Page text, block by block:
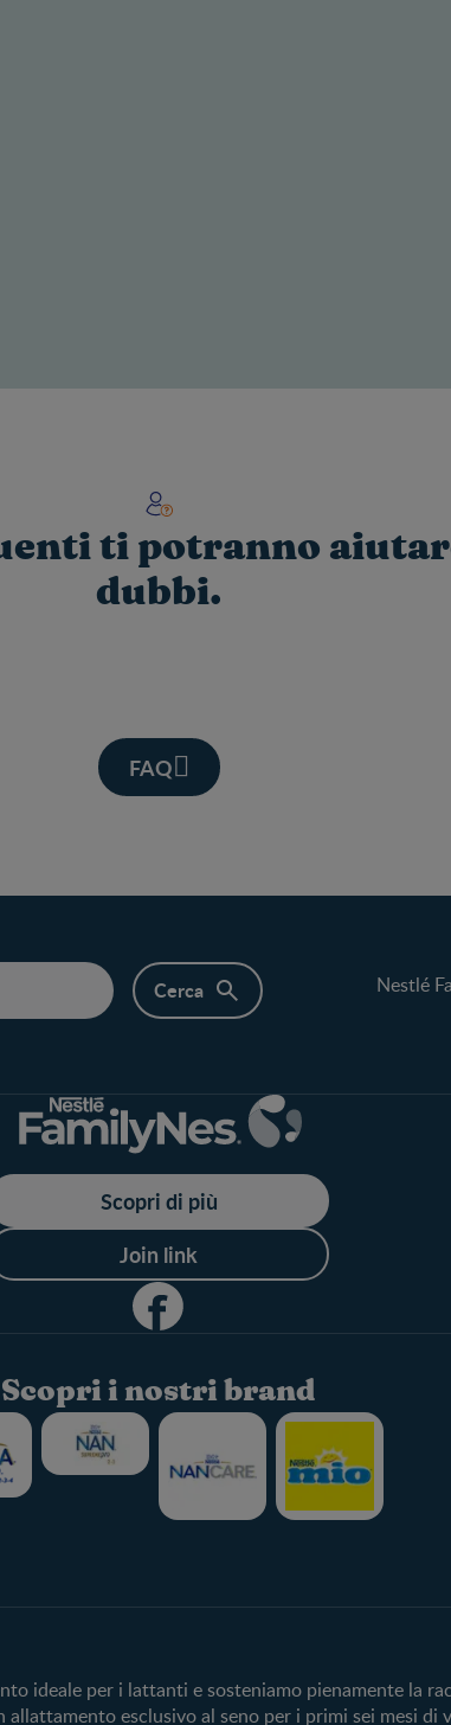
ti potranno
dubbi.
FAQ
Nestlé
Scopri di più
Join link
Scopri i nostri brand
registrati
I nostri brand
Cerca un negozio
ideale per i lattanti e sosteniamo pienamente la
esclusivo al seno per i primi sei mesi di